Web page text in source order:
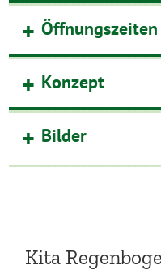
Konzept
Bilder
Kita